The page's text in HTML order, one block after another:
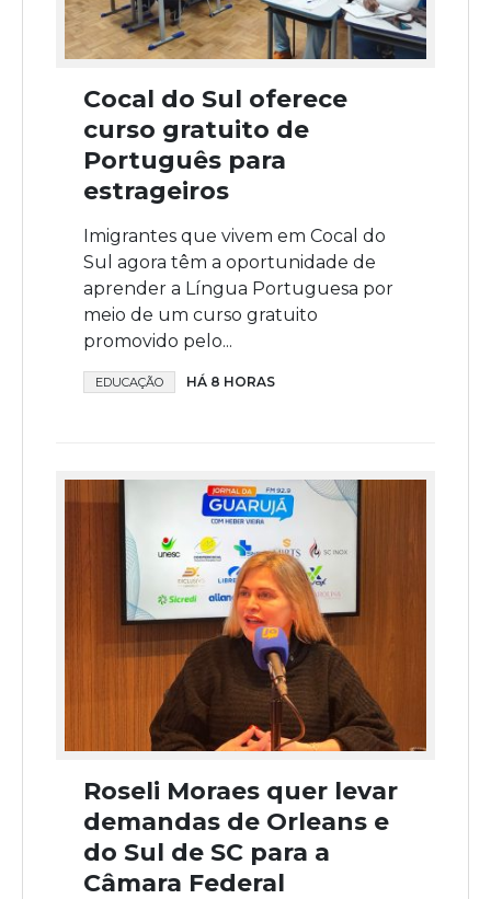
Cocal do Sul oferece
curso gratuito de
Português para
estrageiros
Imigrantes que vivem em Cocal do
Sul agora têm a oportunidade de
aprender a Língua Portuguesa por
meio de um curso gratuito
promovido pelo...
EDUCAÇÃO HÁ 8 HORAS
Roseli Moraes quer levar
demandas de Orleans e
do Sul de SC para a
Câmara Federal